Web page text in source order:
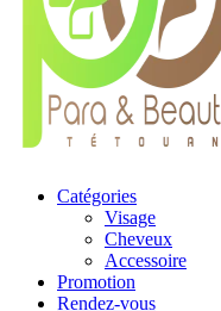
Catégories
Visage
Cheveux
Accessoire
Promotion
Rendez-vous